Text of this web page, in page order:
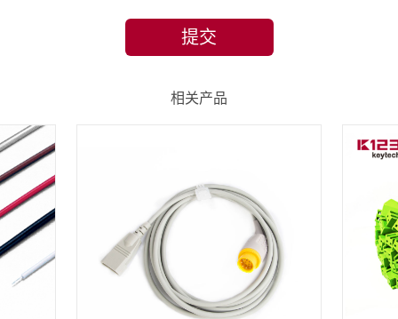
提交
相关产品